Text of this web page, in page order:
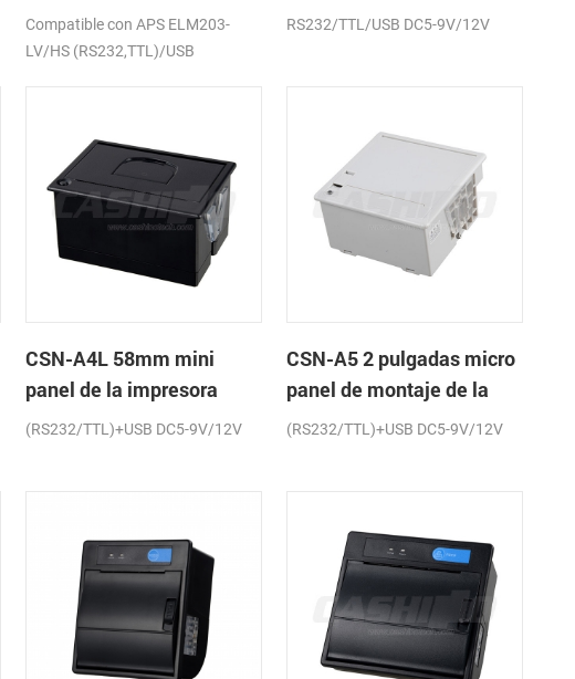
recibos CSN-A1K
Compatible con APS ELM203-
LV/HS (RS232,TTL)/USB
recibos
RS232/TTL/USB DC5-9V/12V
CSN-A4L 58mm mini
panel de la impresora
térmica de recibos
(RS232/TTL)+USB DC5-9V/12V
CSN-A5 2 pulgadas micro
panel de montaje de la
impresora térmica de
(RS232/TTL)+USB DC5-9V/12V